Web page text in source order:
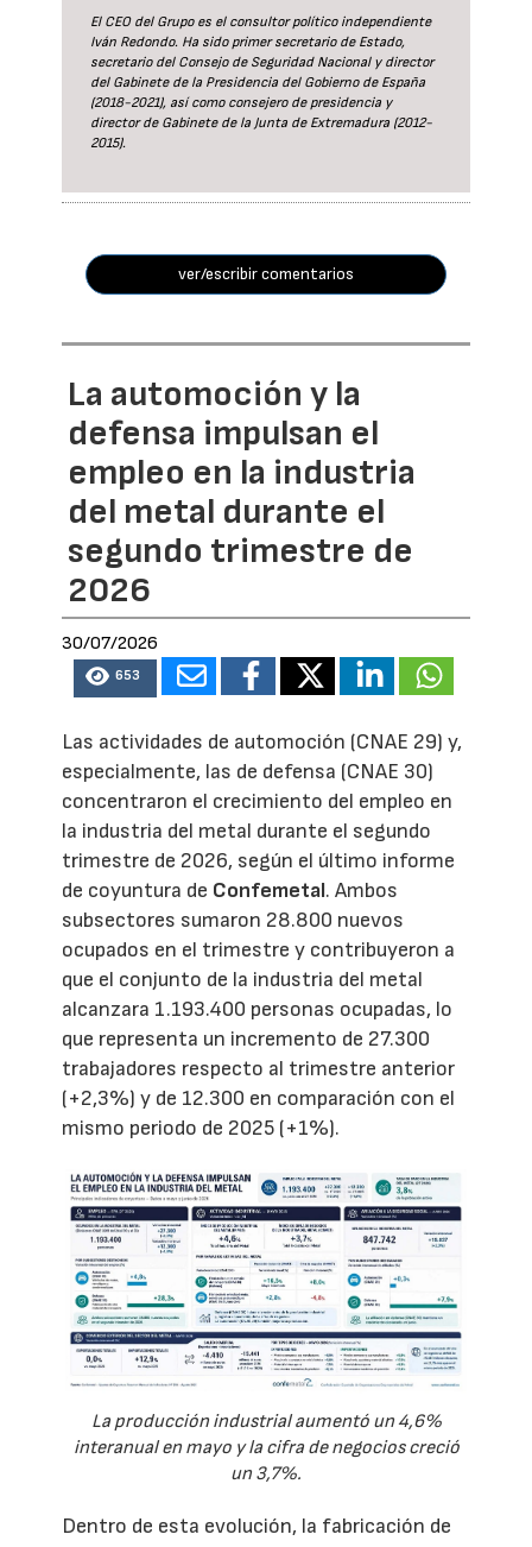
El CEO del Grupo es el consultor político independiente
Iván Redondo. Ha sido primer secretario de Estado,
secretario del Consejo de Seguridad Nacional y director
del Gabinete de la Presidencia del Gobierno de España
(2018-2021), así como consejero de presidencia y
director de Gabinete de la Junta de Extremadura (2012-
2015).
ver/escribir comentarios
La automoción y la
defensa impulsan el
empleo en la industria
del metal durante el
segundo trimestre de
2026
30/07/2026
653
Las actividades de automoción (CNAE 29) y,
especialmente, las de defensa (CNAE 30)
concentraron el crecimiento del empleo en
la industria del metal durante el segundo
trimestre de 2026, según el último informe
de coyuntura de Confemetal. Ambos
subsectores sumaron 28.800 nuevos
ocupados en el trimestre y contribuyeron a
que el conjunto de la industria del metal
alcanzara 1.193.400 personas ocupadas, lo
que representa un incremento de 27.300
trabajadores respecto al trimestre anterior
(+2,3%) y de 12.300 en comparación con el
mismo periodo de 2025 (+1%).
La producción industrial aumentó un 4,6%
interanual en mayo y la cifra de negocios creció
un 3,7%.
Dentro de esta evolución, la fabricación de